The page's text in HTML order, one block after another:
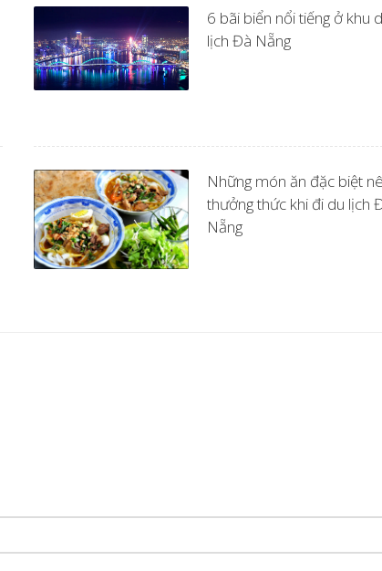
6 bãi biển nổi tiếng ở khu
lịch Đà Nẵng
Những món ăn đặc biệt
thưởng thức khi đi du lịch
Nẵng